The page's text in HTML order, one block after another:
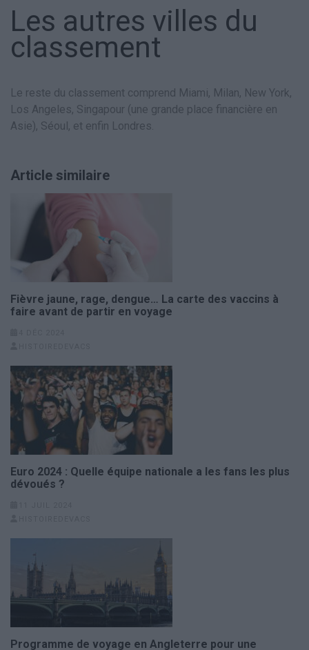
Les autres villes du
classement
Le reste du classement comprend Miami, Milan, New York,
Los Angeles, Singapour (une grande place financière en
Asie), Séoul, et enfin Londres.
Article similaire
Fièvre jaune, rage, dengue… La carte des vaccins à
faire avant de partir en voyage
Euro 2024 : Quelle équipe nationale a les fans les plus
dévoués ?
Programme de voyage en Angleterre pour une